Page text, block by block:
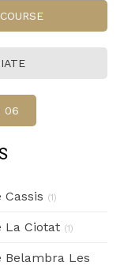
06
(1)
La Ciotat (1)
Belambra Les